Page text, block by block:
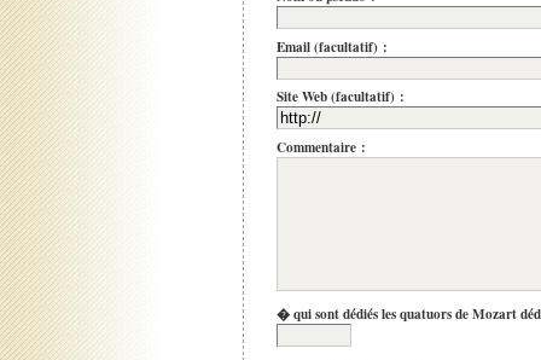
Email (facultatif) :
Site Web (facultatif) :
Commentaire :
� qui sont dédiés les quatuors de Mozart